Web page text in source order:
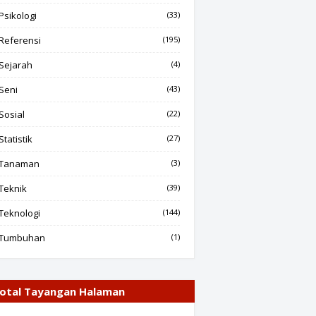
(33)
(195)
(4)
(43)
(22)
(27)
(3)
(39)
(144)
(1)
Tayangan Halaman